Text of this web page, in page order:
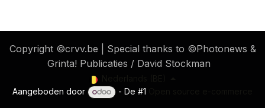
​ Copyright ©crvv.be | Special thanks to ©Photonews &
Grinta! Publicaties / David Stockman
Aangeboden door
- De #1